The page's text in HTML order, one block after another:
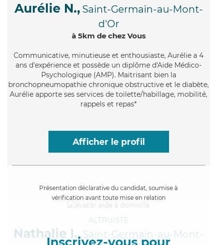
Aurélie N., Saint-Germain-au-Mont-
d'Or
à 5km de chez Vous
Communicative, minutieuse et enthousiaste, Aurélie a 4
ans d'expérience et possède un diplôme d'Aide Médico-
Psychologique (AMP). Maitrisant bien la
bronchopneumopathie chronique obstructive et le diabète,
Aurélie apporte ses services de toilette/habillage, mobilité,
rappels et repas*
Afficher le profil
Présentation déclarative du candidat, soumise à
vérification avant toute mise en relation
Inscrivez-vous pour
ALTRUISTE
Nathalie I., Saint-Germain-au-Mont-